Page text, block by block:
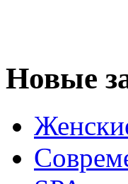
Новые